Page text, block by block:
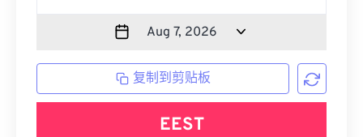
复制到剪贴板
EEST